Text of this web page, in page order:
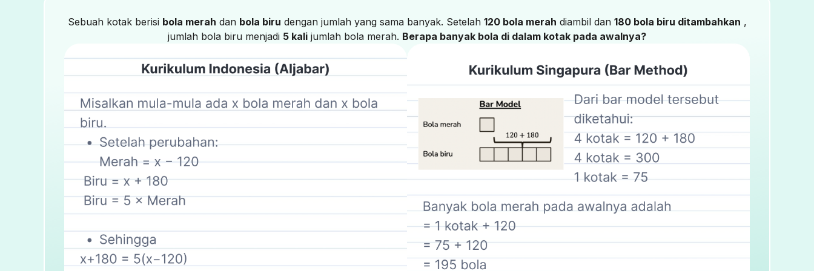
Sebuah kotak berisi bola merah dan bola biru dengan jumlah yang sama banyak. Setelah 120 bola merah diambil dan 180 bola biru ditambahkan ,
jumlah bola biru menjadi 5 kali jumlah bola merah. Berapa banyak bola di dalam kotak pada awalnya?